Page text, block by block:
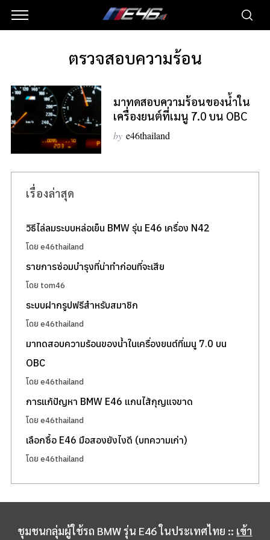
ตรวจสอบความร้อน
มาทดสอบความร้อนของน้ำใน
เครื่องยนต์ที่เมนู 7.0 บน OBC
by e46thailand
เรื่องล่าสุด
วิธีไล่ลมระบบหล่อเย็น BMW รุ่น E46 เครื่อง N42
โดย e46thailand
รายการซ่อมบำรุงที่น่าทำก่อนที่จะเสีย
โดย tom46
ระบบฝากรูปฟรีสำหรับสมาชิก
โดย e46thailand
มาทดสอบความร้อนของน้ำในเครื่องยนต์ที่เมนู 7.0 บน
OBC
โดย e46thailand
การแก้ปัญหา BMW E46 แกนไส้กุญแจขาด
โดย e46thailand
เลือกซื้อ E46 มือสองยังไงดี (บทความเก่า)
โดย e46thailand
ชุมชนกลุ่มผู้ใช้รถ BMW รุ่น E46 ในประเทศไทย :: เข้า
S
e
a
h
f
o